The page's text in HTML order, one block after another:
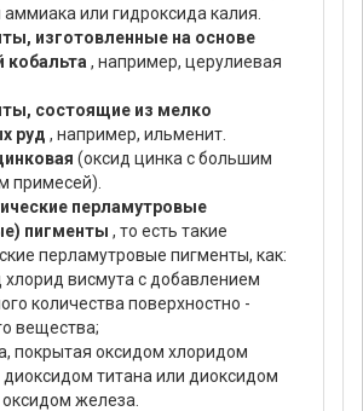
или гидроксида калия.
изготовленные на основе
кобальта , например, церулиевая
состоящие из мелко
руд , например, ильменит.
(оксид цинка с большим
примесей).
перламутровые
пигменты , то есть такие
перламутровые пигменты, как:
хлорид висмута с добавлением
количества поверхностно -
вещества;
покрытая оксидом хлоридом
диоксидом титана или диоксидом
железа.